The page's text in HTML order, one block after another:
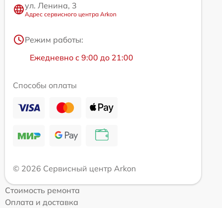
ул. Ленина, 3
Адрес сервисного центра Arkon
Режим работы:
Ежедневно с 9:00 до 21:00
Способы оплаты
© 2026 Сервисный центр Arkon
Стоимость ремонта
Оплата и доставка